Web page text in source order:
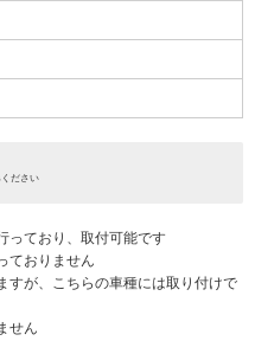
ださい
っており、取付可能です
ておりません
すが、こちらの車種には取り付けで
せん